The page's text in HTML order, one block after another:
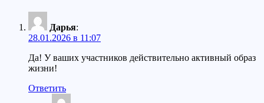
Дарья:
28.01.2026 в 11:07
Да! У ваших участников действительно активный образ
жизни!
Ответить